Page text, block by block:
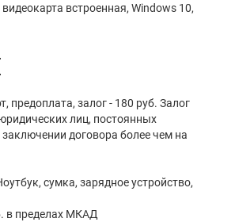
видеокарта встроенная, Windows 10,
предоплата, залог - 180 руб. Залог
лиц, постоянных
договора более чем на
сумка, зарядное устройство,
в пределах МКАД